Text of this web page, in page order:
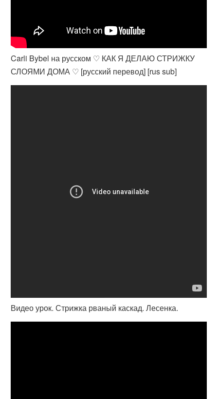
Carli Bybel на русском ♡ КАК Я ДЕЛАЮ СТРИЖКУ
СЛОЯМИ ДОМА ♡ [русский перевод] [rus sub]
Видео урок. Стрижка рваный каскад. Лесенка.